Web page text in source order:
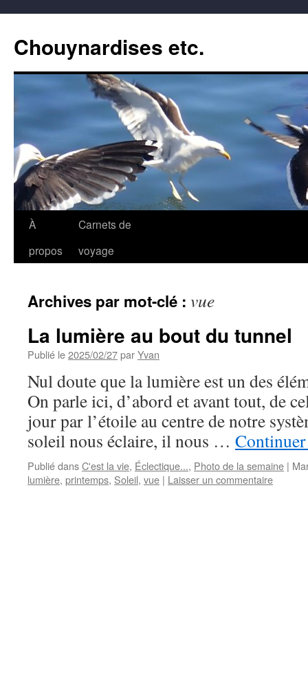
contenu
Chouynardises etc.
À
propos
Carnets de
voyage
Archives par mot-clé : vue
La lumière au bout du tunnel
Publié le2025/02/27parYvan
Nul doute que la lumière est un des
On parle ici, d’abord et avant tout, de
jour par l’étoile au centre de notre
soleil nous éclaire, il nous …
Publié dansC'est la vie, Éclectique..., Photo de la semaine |
lumière, printemps, Soleil, vue | Laisser un commentaire